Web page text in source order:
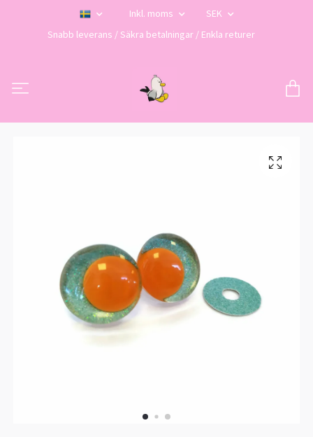
Inkl. moms
SEK
Snabb leverans / Säkra betalningar / Enkla returer